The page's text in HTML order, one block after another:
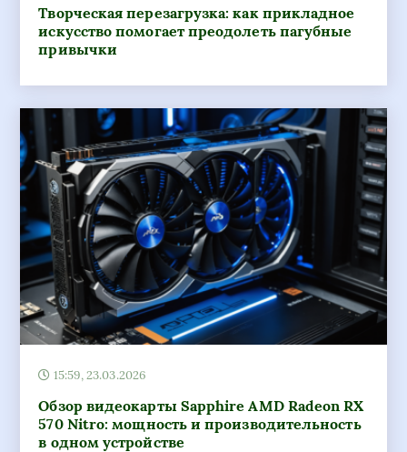
Творческая перезагрузка: как прикладное
искусство помогает преодолеть пагубные
привычки
15:59, 23.03.2026
Обзор видеокарты Sapphire AMD Radeon RX
570 Nitro: мощность и производительность
в одном устройстве